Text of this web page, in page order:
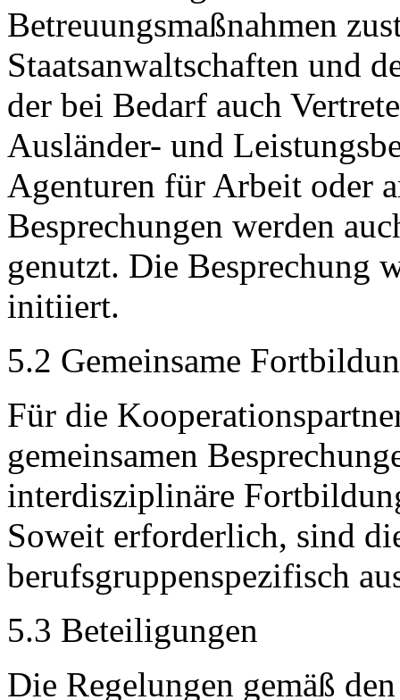
Betreuungsmaßnahmen
Staatsanwaltschaften und
der bei Bedarf auch
Ausländer- und
Agenturen für Arbeit oder
Besprechungen werden
genutzt. Die Besprechung
initiiert.
5.2 Gemeinsame
Für die
gemeinsamen
interdisziplinäre
Soweit erforderlich, sind
berufsgruppenspezifisch
5.3 Beteiligungen
Die Regelungen gemäß